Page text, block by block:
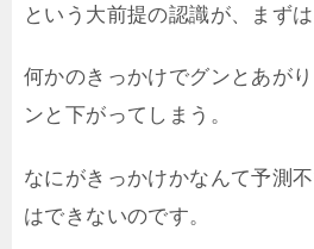
という大前提の認識が、まずは
何かのきっかけでグンとあが
ンと下がってしまう。
なにがきっかけかなんて予測
はできないのです。